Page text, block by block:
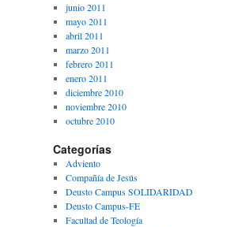
junio 2011
mayo 2011
abril 2011
marzo 2011
febrero 2011
enero 2011
diciembre 2010
noviembre 2010
octubre 2010
Categorías
Adviento
Compañía de Jesús
Deusto Campus SOLIDARIDAD
Deusto Campus-FE
Facultad de Teología